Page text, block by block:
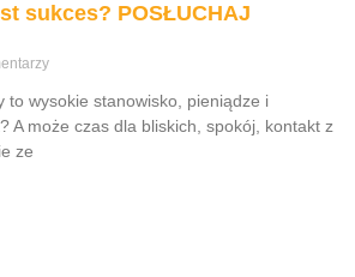
sukces? POSŁUCHAJ
to wysokie stanowisko, pieniądze i
A może czas dla bliskich, spokój, kontakt z
ze